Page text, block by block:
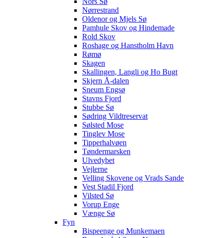
Nørrestrand
Oldenor og Mjels Sø
Pamhule Skov og Hindemade
Rold Skov
Roshage og Hanstholm Havn
Rømø
Skagen
Skallingen, Langli og Ho Bugt
Skjern Å-dalen
Sneum Engsø
Stavns Fjord
Stubbe Sø
Sødring Vildtreservat
Sølsted Mose
Tinglev Mose
Tipperhalvøen
Tøndermarsken
Ulvedybet
Vejlerne
Velling Skovene og Vrads Sande
Vest Stadil Fjord
Vilsted Sø
Vorup Enge
Vænge Sø
Fyn
Bispeenge og Munkemaen